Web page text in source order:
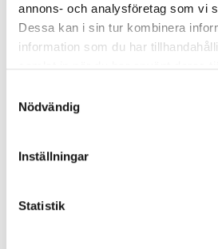
annons- och analysföretag som vi
Dessa kan i sin tur kombinera
information som du har
Nödvändig
Inställningar
Statistik
TROLLHÄTTAN
Trollhättan i varje